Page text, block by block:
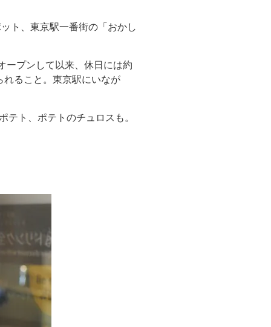
ト、東京駅一番街の「おかし
ープンして以来、休日には約
ること。東京駅にいなが
ト、ポテトのチュロスも。